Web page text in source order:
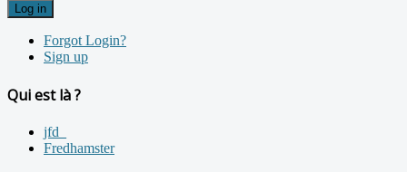
Log in
Forgot Login?
Sign up
Qui est là ?
jfd_
Fredhamster